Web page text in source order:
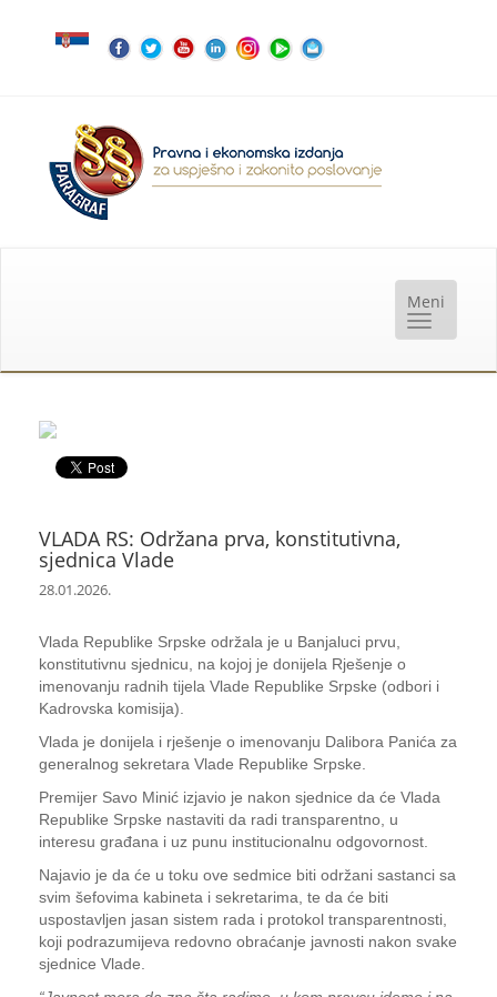
VLADA RS: Održana prva, konstitutivna,
sjednica Vlade
28.01.2026.
Vlada Republike Srpske održala je u Banjaluci prvu,
konstitutivnu sjednicu, na kojoj je donijela Rješenje o
imenovanju radnih tijela Vlade Republike Srpske (odbori i
Kadrovska komisija).
Vlada je donijela i rješenje o imenovanju Dalibora Panića za
generalnog sekretara Vlade Republike Srpske.
Premijer Savo Minić izjavio je nakon sjednice da će Vlada
Republike Srpske nastaviti da radi transparentno, u
interesu građana i uz punu institucionalnu odgovornost.
Najavio je da će u toku ove sedmice biti održani sastanci sa
svim šefovima kabineta i sekretarima, te da će biti
uspostavljen jasan sistem rada i protokol transparentnosti,
koji podrazumijeva redovno obraćanje javnosti nakon svake
sjednice Vlade.